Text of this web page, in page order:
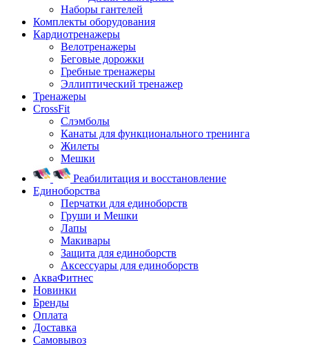
Наборы гантелей
Комплекты оборудования
Кардиотренажеры
Велотренажеры
Беговые дорожки
Гребные тренажеры
Эллиптический тренажер
Тренажеры
CrossFit
Слэмболы
Канаты для функционального тренинга
Жилеты
Мешки
Реабилитация и восстановление
Единоборства
Перчатки для единоборств
Груши и Мешки
Лапы
Макивары
Защита для единоборств
Аксессуары для единоборств
АкваФитнес
Новинки
Бренды
Оплата
Доставка
Самовывоз